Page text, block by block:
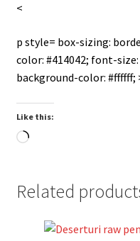
<
p style= box-sizing:
color: #414042; font-
background-color: #ffffff;
Like this:
Loading…
Related